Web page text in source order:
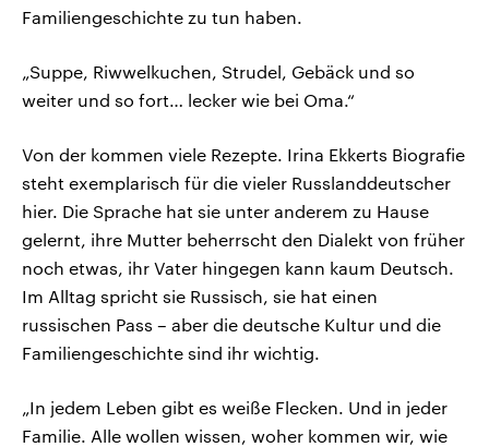
Familiengeschichte zu tun haben.
„Suppe, Riwwelkuchen, Strudel, Gebäck und so
weiter und so fort… lecker wie bei Oma.“
Von der kommen viele Rezepte. Irina Ekkerts Biografie
steht exemplarisch für die vieler Russlanddeutscher
hier. Die Sprache hat sie unter anderem zu Hause
gelernt, ihre Mutter beherrscht den Dialekt von früher
noch etwas, ihr Vater hingegen kann kaum Deutsch.
Im Alltag spricht sie Russisch, sie hat einen
russischen Pass – aber die deutsche Kultur und die
Familiengeschichte sind ihr wichtig.
„In jedem Leben gibt es weiße Flecken. Und in jeder
Familie. Alle wollen wissen, woher kommen wir, wie